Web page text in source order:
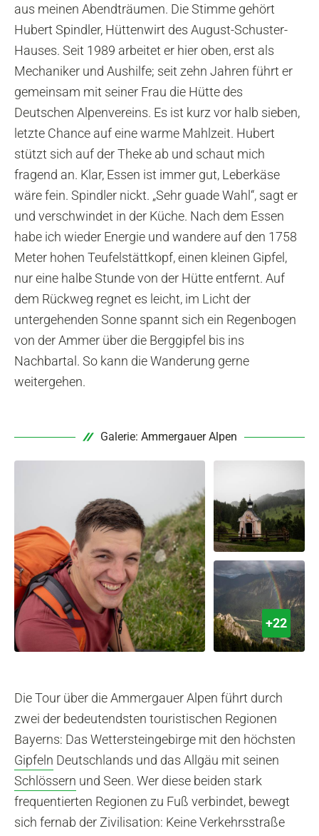
aus meinen Abendträumen. Die Stimme gehört
Hubert Spindler, Hüttenwirt des August-Schuster-
Hauses. Seit 1989 arbeitet er hier oben, erst als
Mechaniker und Aushilfe; seit zehn Jahren führt er
gemeinsam mit seiner Frau die Hütte des
Deutschen Alpenvereins. Es ist kurz vor halb sieben,
letzte Chance auf eine warme Mahlzeit. Hubert
stützt sich auf der Theke ab und schaut mich
fragend an. Klar, Essen ist immer gut, Leberkäse
wäre fein. Spindler nickt. „Sehr guade Wahl“, sagt er
und verschwindet in der Küche. Nach dem Essen
habe ich wieder Energie und wandere auf den 1758
Meter hohen Teufelstättkopf, einen kleinen Gipfel,
nur eine halbe Stunde von der Hütte entfernt. Auf
dem Rückweg regnet es leicht, im Licht der
untergehenden Sonne spannt sich ein Regenbogen
von der Ammer über die Berggipfel bis ins
Nachbartal. So kann die Wanderung gerne
weitergehen.
Galerie: Ammergauer Alpen
+22
Die Tour über die Ammergauer Alpen führt durch
zwei der bedeutendsten touristischen Regionen
Bayerns: Das Wettersteingebirge mit den höchsten
Gipfeln Deutschlands und das Allgäu mit seinen
Schlössern und Seen. Wer diese beiden stark
frequentierten Regionen zu Fuß verbindet, bewegt
sich fernab der Zivilisation: Keine Verkehrsstraße